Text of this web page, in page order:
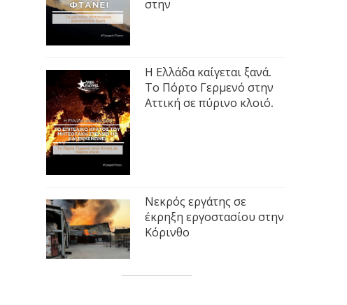
στην
Η Ελλάδα καίγεται ξανά.
Το Πόρτο Γερμενό στην
Αττική σε πύρινο κλοιό.
Νεκρός εργάτης σε
έκρηξη εργοστασίου στην
Κόρινθο